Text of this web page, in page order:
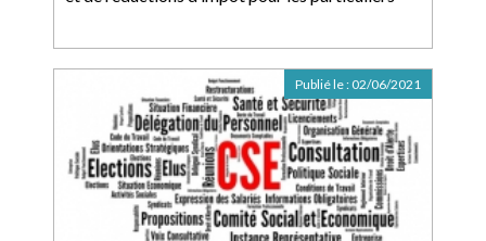
Publié le : 02/06/2021